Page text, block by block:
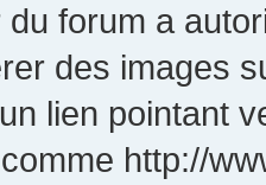
du forum a
des images
lien pointant
http://